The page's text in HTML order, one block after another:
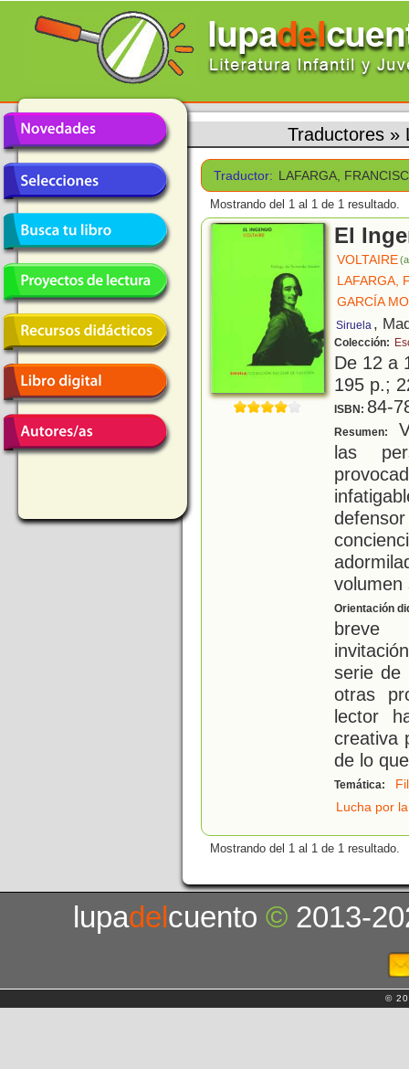
Traductores »
Traductor: LAFARGA,
Mostrando del 1 al 1 de 1 resultado.
El
VOLTAIRE
LAFARGA,
GARCÍA
Siruela ,
Colección:
De 12 a
195 p.;
ISBN: 84-
Resumen:
las
volumen
Orientación
breve
serie de
otras
lector
creativa
de lo
Temática:
Lucha por
Mostrando del 1 al 1 de 1 resultado.
lupadelcuento© 2013-
©